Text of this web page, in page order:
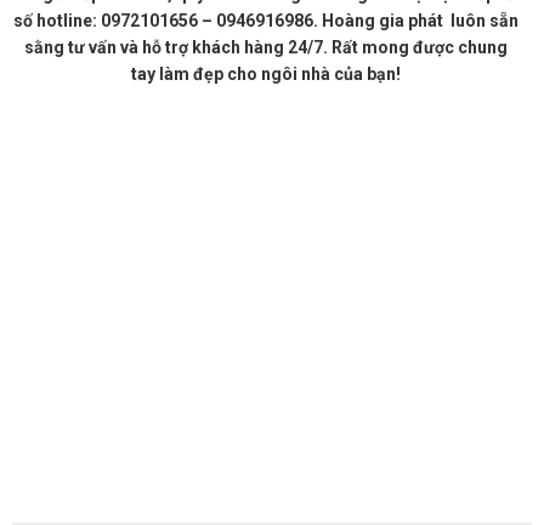
số hotline: 0972101656 – 0946916986. Hoàng gia phát luôn sẵn
sằng tư vấn và hỗ trợ khách hàng 24/7. Rất mong được chung
tay làm đẹp cho ngôi nhà của bạn!